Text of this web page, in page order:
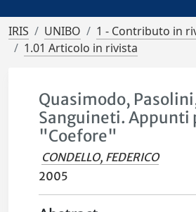
IRIS UNIBO
1 - Contributo in
1.01 Articolo in rivista
Quasimodo,
Sanguineti. Appunti
"Coefore"
CONDELLO, FEDERICO
2005